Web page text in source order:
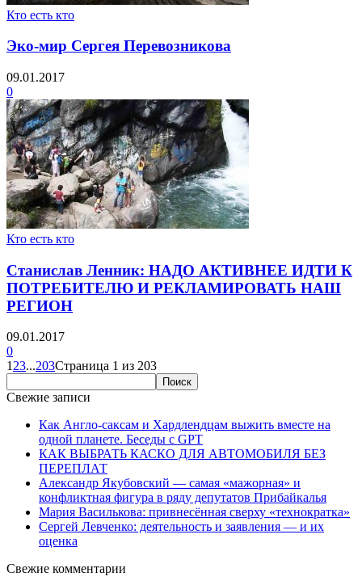
Кто есть кто
Эко-мир Сергея Перевозникова
09.01.2017
0
Кто есть кто
Станислав Ленник: НАДО АКТИВНЕЕ ИДТИ К
ПОТРЕБИТЕЛЮ И РЕКЛАМИРОВАТЬ НАШ
РЕГИОН
09.01.2017
0
1 23...203Страница 1 из 203
Свежие записи
Как Англо-саксам и Хардлендцам выжить вместе на
одной планете. Беседы с GPT
КАК ВЫБРАТЬ КАСКО ДЛЯ АВТОМОБИЛЯ БЕЗ
ПЕРЕПЛАТ
Александр Якубовский — самая «мажорная» и
конфликтная фигура в ряду депутатов Прибайкалья
Мария Василькова: привнесённая сверху «технократка»
Сергей Левченко: деятельность и заявления — и их
оценка
Свежие комментарии